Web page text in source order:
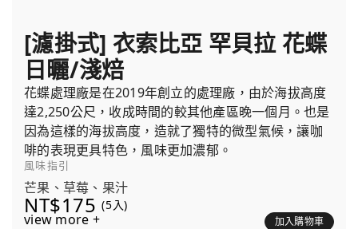
[濾掛式] 衣索比亞 罕貝拉 花蝶
日曬/淺焙
花蝶處理廠是在2019年創立的處理廠，由於海拔高度
達2,250公尺，收成時間的較其他產區晚一個月。也是
因為這樣的海拔高度，造就了獨特的微型氣候，讓咖
啡的表現更具特色，風味更加濃郁。
風味指引
芒果、草莓、果汁
NT$175 (5入)
view more + 加入購物車